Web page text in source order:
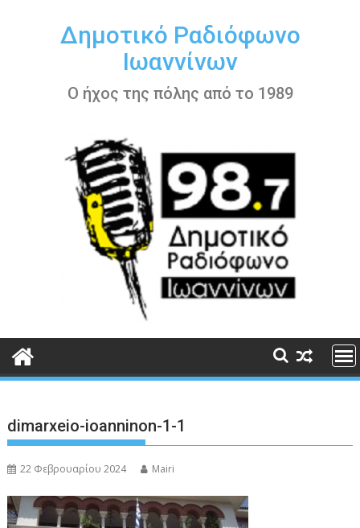
περιεχόμενοΔημοτικό Ραδιόφωνο
Ιωαννίνων
Ο ήχος της πόλης από το 1989
dimarxeio-ioanninon-1-1
22 Φεβρουαρίου 2024 Mairi